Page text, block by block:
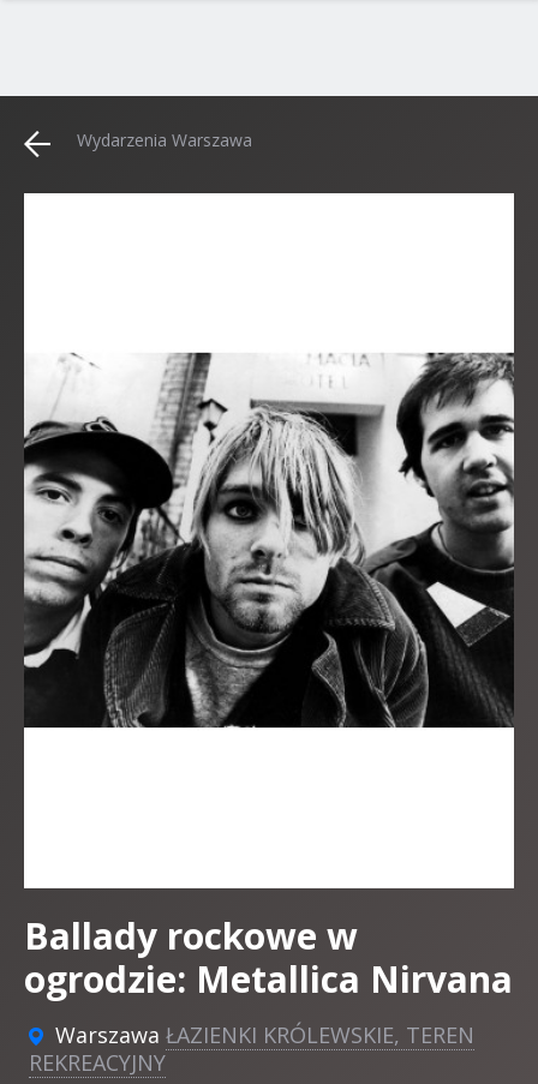
Wydarzenia Warszawa
Ballady rockowe w
ogrodzie: Metallica Nirvana
Warszawa ŁAZIENKI KRÓLEWSKIE, TEREN
REKREACYJNY